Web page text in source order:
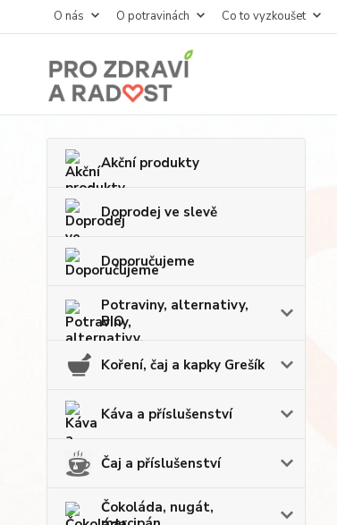
O nás O potravinách Co to vyzkoušet
Akční produkty
Doprodej ve slevě
Doporučujeme
Potraviny, alternativy,
BIO
Koření, čaj a kapky Grešík
Káva a příslušenství
Čaj a příslušenství
Čokoláda, nugát,